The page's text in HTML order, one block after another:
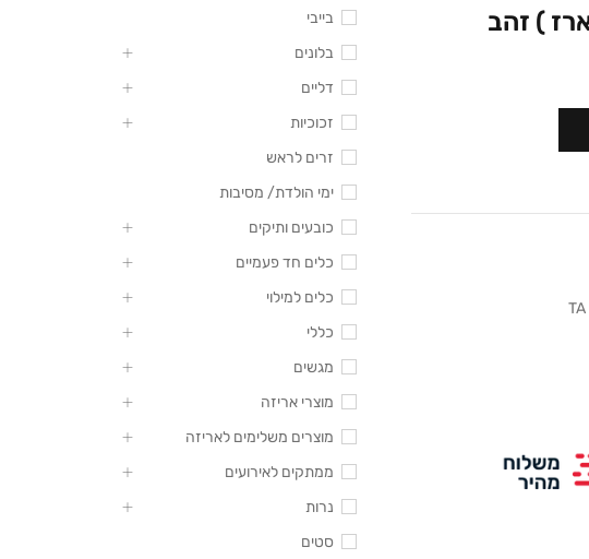
בייבי
בלונים
דליים
זכוכיות
זרים לראש
ימי הולדת/ מסיבות
כובעים ותיקים
כלים חד פעמיים
כלים למילוי
כללי
מגשים
מוצרי אריזה
מוצרים משלימים לאריזה
ממתקים לאירועים
נרות
סטים